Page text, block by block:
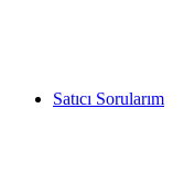
Satıcı Sorularım